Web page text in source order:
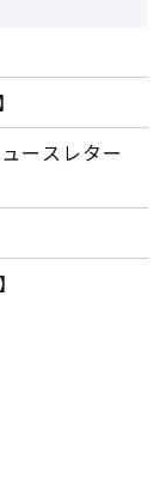
ースレター